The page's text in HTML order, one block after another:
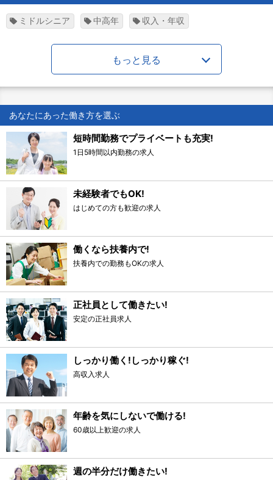
ミドルシニア 中高年 収入・年収
もっと見る
あなたにあった働き方を選ぶ
短時間勤務でプライベートも充実!
1日5時間以内勤務の求人
未経験者でもOK!
はじめての方も歓迎の求人
働くなら扶養内で!
扶養内での勤務もOKの求人
正社員として働きたい!
安定の正社員求人
しっかり働く!しっかり稼ぐ!
高収入求人
年齢を気にしないで働ける!
60歳以上歓迎の求人
週の半分だけ働きたい!